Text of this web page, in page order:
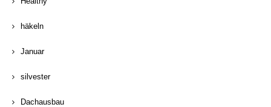
häkeln
Januar
silvester
Dachausbau